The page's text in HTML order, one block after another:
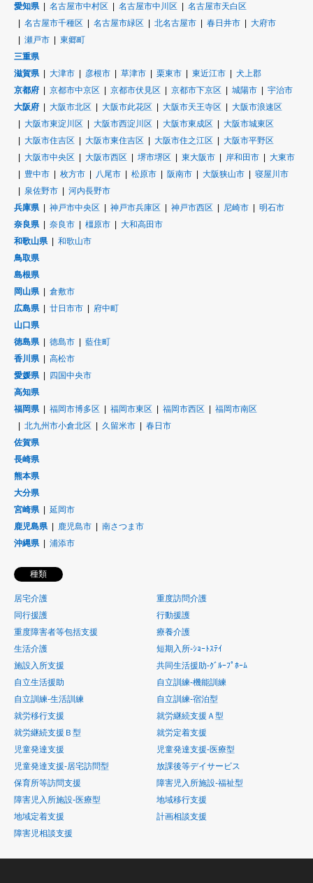
愛知県
名古屋市中村区 名古屋市中川区
名古屋市天白区
名古屋市千種区
名古屋市緑区 北名古屋市 春日井市
大府市
瀬戸市
東郷町
三重県
滋賀県
大津市 彦根市 草津市 栗東市 東近江市
犬上郡
京都府
京都市中京区 京都市伏見区 京都市下京区 城陽市
宇治市
大阪府
大阪市北区 大阪市此花区 大阪市天王寺区
大阪市浪速区
大阪市東淀川区
大阪市西淀川区 大阪市東成区
大阪市城東区
大阪市住吉区
大阪市東住吉区 大阪市住之江区
大阪市平野区
大阪市中央区
大阪市西区 堺市堺区 東大阪市 岸和田市
大東市
豊中市
枚方市 八尾市 松原市 阪南市 大阪狭山市
寝屋川市
泉佐野市
河内長野市
兵庫県
神戸市中央区 神戸市兵庫区 神戸市西区 尼崎市
明石市
奈良県
奈良市 橿原市
大和高田市
和歌山県
和歌山市
鳥取県
島根県
岡山県
倉敷市
広島県
廿日市市
府中町
山口県
徳島県
徳島市
藍住町
香川県
高松市
愛媛県
四国中央市
高知県
福岡県
福岡市博多区 福岡市東区 福岡市西区
福岡市南区
北九州市小倉北区
久留米市
春日市
佐賀県
長崎県
熊本県
大分県
宮崎県
延岡市
鹿児島県
鹿児島市
南さつま市
沖縄県
浦添市
種類
居宅介護
重度訪問介護
同行援護
行動援護
重度障害者等包括支援
療養介護
生活介護
短期入所-ｼｮｰﾄｽﾃｲ
施設入所支援
共同生活援助-ｸﾞﾙｰﾌﾟﾎｰﾑ
自立生活援助
自立訓練-機能訓練
自立訓練-生活訓練
自立訓練-宿泊型
就労移行支援
就労継続支援Ａ型
就労継続支援Ｂ型
就労定着支援
児童発達支援
児童発達支援-医療型
児童発達支援-居宅訪問型
放課後等デイサービス
保育所等訪問支援
障害児入所施設-福祉型
障害児入所施設-医療型
地域移行支援
地域定着支援
計画相談支援
障害児相談支援